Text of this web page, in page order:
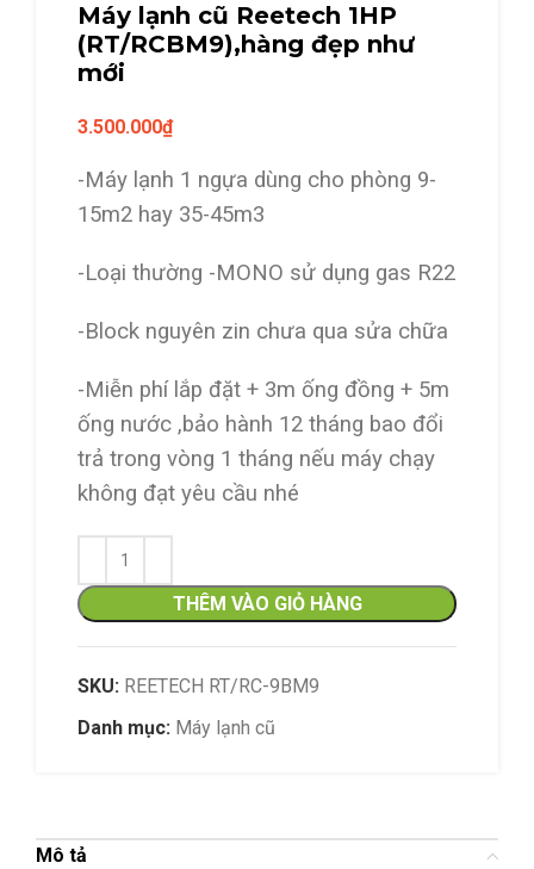
Máy lạnh cũ Reetech 1HP
(RT/RCBM9),hàng đẹp như
mới
3.500.000₫
-Máy lạnh 1 ngựa dùng cho phòng 9-
15m2 hay 35-45m3
-Loại thường -MONO sử dụng gas R22
-Block nguyên zin chưa qua sửa chữa
-Miễn phí lắp đặt + 3m ống đồng + 5m
ống nước ,bảo hành 12 tháng bao đổi
trả trong vòng 1 tháng nếu máy chạy
không đạt yêu cầu nhé
THÊM VÀO GIỎ HÀNG
SKU: REETECH RT/RC-9BM9
Danh mục: Máy lạnh cũ
Mô tả